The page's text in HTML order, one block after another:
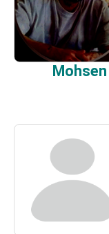
Mohsen